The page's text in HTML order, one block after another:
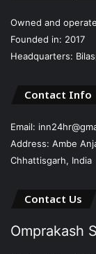
Owned and
Founded in: 2017
Headquarters:
Contact Info
Email:
Address: Ambe
Chhattisgarh, India
Contact Us
Omprakash